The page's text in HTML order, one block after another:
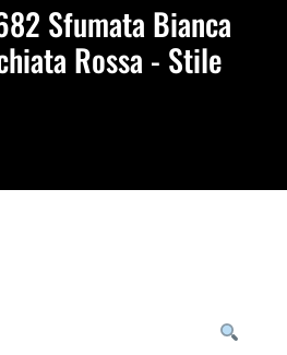
Sfumata Bianca
Rossa - Stile